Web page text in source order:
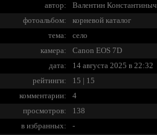
автор:
Валентин Константиныч
фотоальбом:
корневой каталог
тема:
село
камера:
Canon EOS 7D
дата:
14 августа 2025 в 22:32
рейтинги:
15 | 15
комментарии:
4
просмотров:
138
в избранных:
-